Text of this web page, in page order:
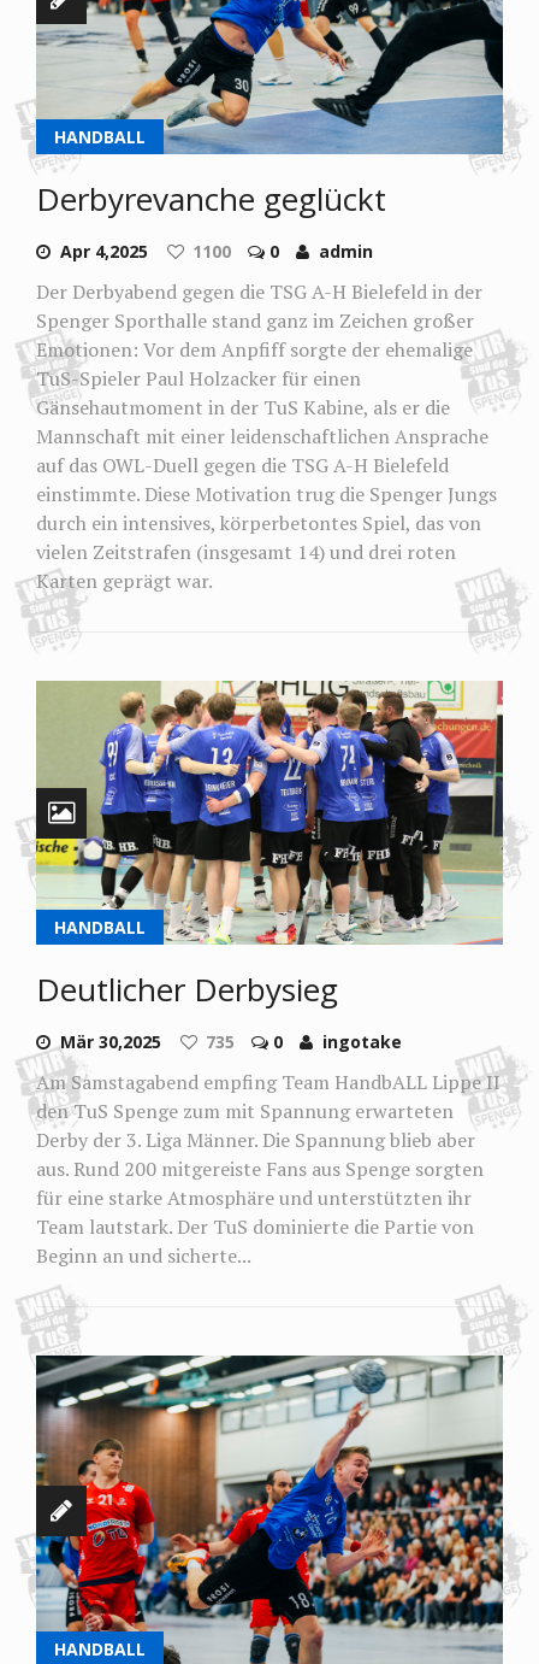
HANDBALL
Derbyrevanche geglückt
Apr 4,2025 1100 0 admin
Der Derbyabend gegen die TSG A-H Bielefeld in der
Spenger Sporthalle stand ganz im Zeichen großer
Emotionen: Vor dem Anpfiff sorgte der ehemalige
TuS-Spieler Paul Holzacker für einen
Gänsehautmoment in der TuS Kabine, als er die
Mannschaft mit einer leidenschaftlichen Ansprache
auf das OWL-Duell gegen die TSG A-H Bielefeld
einstimmte. Diese Motivation trug die Spenger Jungs
durch ein intensives, körperbetontes Spiel, das von
vielen Zeitstrafen (insgesamt 14) und drei roten
Karten geprägt war.
HANDBALL
Deutlicher Derbysieg
Mär 30,2025 735 0 ingotake
Am Samstagabend empfing Team HandbALL Lippe II
den TuS Spenge zum mit Spannung erwarteten
Derby der 3. Liga Männer. Die Spannung blieb aber
aus. Rund 200 mitgereiste Fans aus Spenge sorgten
für eine starke Atmosphäre und unterstützten ihr
Team lautstark. Der TuS dominierte die Partie von
Beginn an und sicherte...
HANDBALL